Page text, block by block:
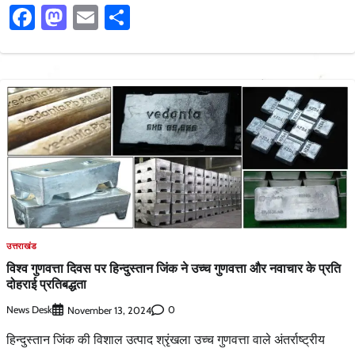
Facebook
Mastodon
Email
उत्तराखंड
विश्व गुणवत्ता दिवस पर हिन्दुस्तान जिंक ने उच्च गुणवत्ता और नवाचार के प्रति
दोहराई प्रतिबद्धता
News Desk November 13, 2024 0
हिन्दुस्तान जिंक की विशाल उत्पाद श्रृंखला उच्च गुणवत्ता वाले अंतर्राष्ट्रीय